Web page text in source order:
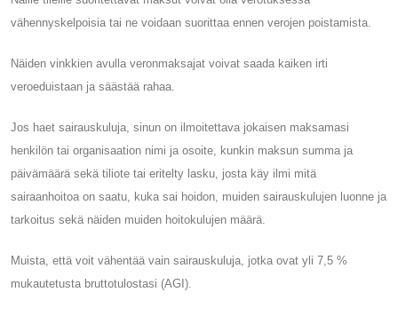
vähennyskelpoisia tai ne voidaan suorittaa ennen verojen poistamista.
Näiden vinkkien avulla veronmaksajat voivat saada kaiken irti
veroeduistaan ​​ja säästää rahaa.
Jos haet sairauskuluja, sinun on ilmoitettava jokaisen maksamasi
henkilön tai organisaation nimi ja osoite, kunkin maksun summa ja
päivämäärä sekä tiliote tai eritelty lasku, josta käy ilmi mitä
sairaanhoitoa on saatu, kuka sai hoidon, muiden sairauskulujen luonne ja
tarkoitus sekä näiden muiden hoitokulujen määrä.
Muista, että voit vähentää vain sairauskuluja, jotka ovat yli 7,5 %
mukautetusta bruttotulostasi (AGI).